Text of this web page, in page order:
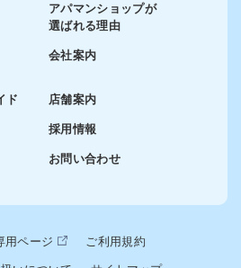
ド
アパマンショップが
選ばれる理由
会社案内
店舗案内
採用情報
お問い合わせ
用ページ ご利用規約